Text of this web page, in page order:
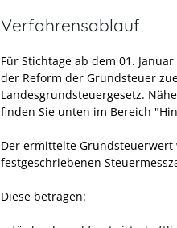
Verfahrensablauf
Für Stichtage ab dem 01.
der Reform der Grundsteuer
Landesgrundsteuergesetz.
finden Sie unten im Bereich
Der ermittelte
festgeschriebenen
Diese betragen: